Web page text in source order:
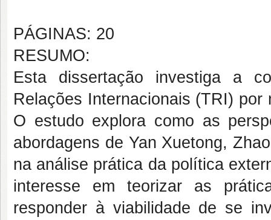
PÁGINAS: 20
RESUMO:
Esta dissertação investiga a
Relações Internacionais (TRI)
O estudo explora como as
abordagens de Yan Xuetong,
na análise prática da política
interesse em teorizar as
responder à viabilidade de se